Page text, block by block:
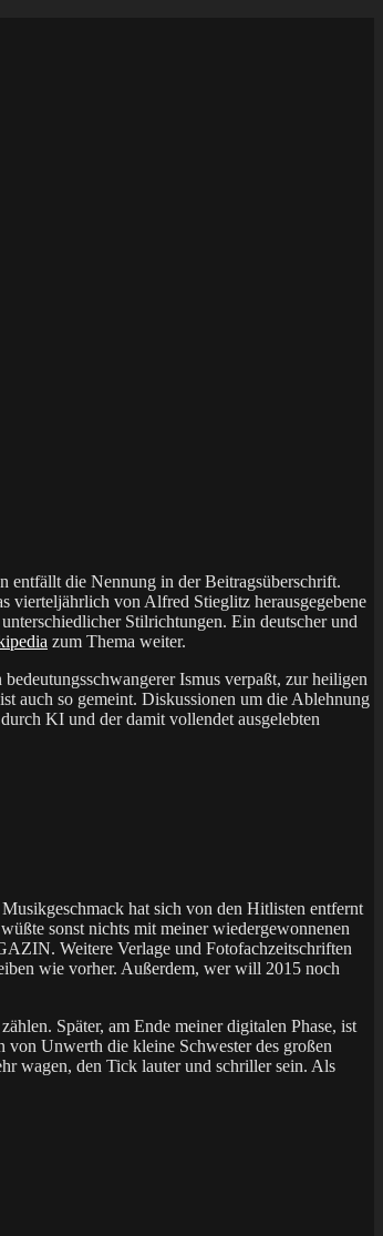
entfällt die Nennung in der Beitragsüberschrift.
vierteljährlich von Alfred Stieglitz herausgegebene
Stilrichtungen. Ein deutscher und
zum Thema weiter.
Ismus verpaßt, zur heiligen
auch so gemeint. Diskussionen um die Ablehnung
KI und der damit vollendet ausgelebten
hat sich von den Hitlisten entfernt
sonst nichts mit meiner wiedergewonnenen
Weitere Verlage und Fotofachzeitschriften
wie vorher. Außerdem, wer will 2015 noch
Später, am Ende meiner digitalen Phase, ist
von Unwerth die kleine Schwester des großen
wagen, den Tick lauter und schriller sein. Als